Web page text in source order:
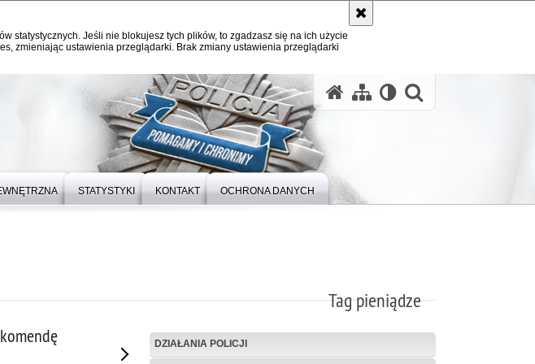
statystycznych. Jeśli nie blokujesz tych plików, to zgadzasz się na ich użycie
zmieniając ustawienia przeglądarki. Brak zmiany ustawienia przeglądarki
STATYSTYKI KONTAKT OCHRONA DANYCH
Tag pieniądze
DZIAŁANIA POLICJI